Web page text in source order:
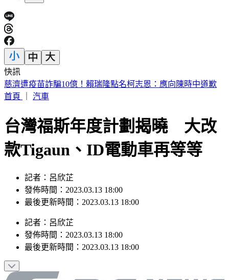
快訊
海基會預算遭砍恐成「使用者付費」 羅文嘉：難道叫民眾去
找藍委？
台灣福斯年度計劃揭曉 大改
款Tigaun、ID電動車再等等
記者：呂欣芷
發佈時間：2023.03.13 18:00
記者：呂欣芷
發佈時間：2023.03.13 18:00